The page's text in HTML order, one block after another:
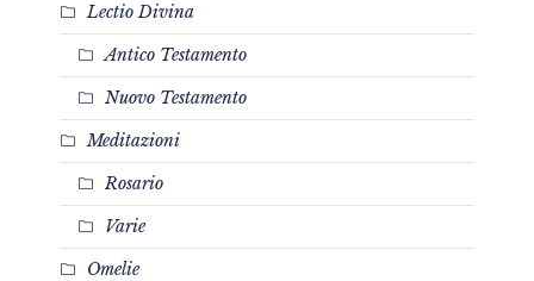
Lectio Divina
Antico Testamento
Nuovo Testamento
Meditazioni
Rosario
Varie
Omelie